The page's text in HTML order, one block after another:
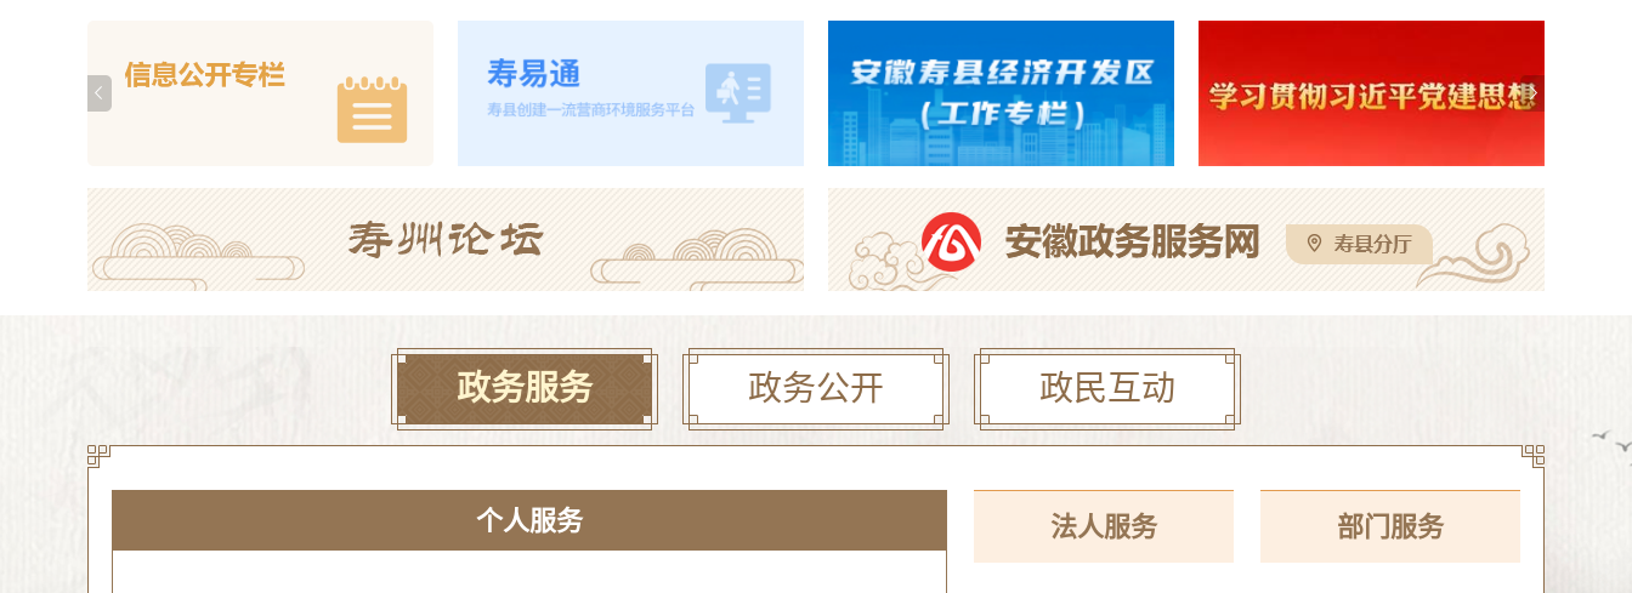
2026年寿县一中新桥校区公开招聘教师体检考察公告
【曝光·第104期】寿县这些人不戴头盔已被“抓拍”！ 08-04
2026年寿县公开选调高中教师专业测试成绩公告
政务服务 政务公开 政民互动
个人服务 法人服务 部门服务